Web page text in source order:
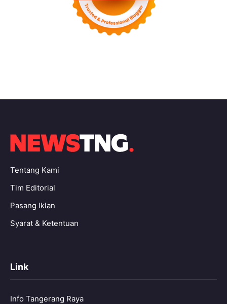
Tentang Kami
Tim Editorial
Pasang Iklan
Syarat & Ketentuan
Link
Info Tangerang Raya